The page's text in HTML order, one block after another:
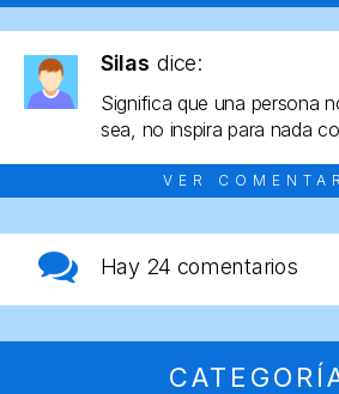
Silas dice:
Significa que una persona
sea, no inspira para nada
VER
Hay 24 comentarios